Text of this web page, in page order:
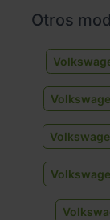
Otros